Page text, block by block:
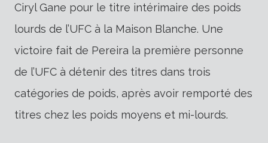
Ciryl Gane pour le titre intérimaire des poids
lourds de l’UFC à la Maison Blanche. Une
victoire fait de Pereira la première personne
de l’UFC à détenir des titres dans trois
catégories de poids, après avoir remporté des
titres chez les poids moyens et mi-lourds.